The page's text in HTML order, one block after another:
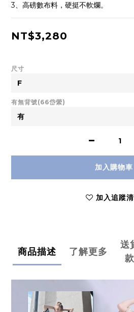
3、高磅數布料，硬挺不軟爛。
NT$3,280
尺寸
有無背號(66岱縈)
加入購物車
加入追蹤
商品描述 了解更多
送